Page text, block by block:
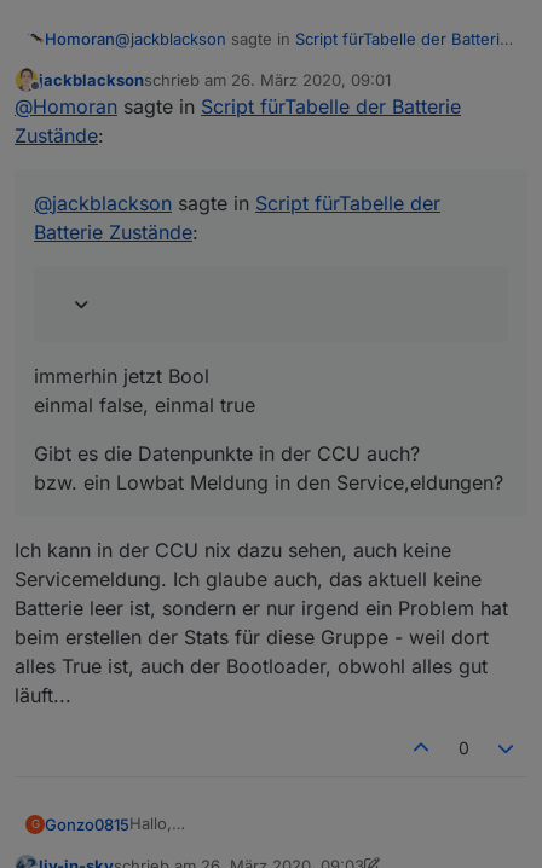
Homoran@jackblackson sagte in Script fürTabelle der Batterie
bei mir sieht es momentan so aus:
Gibt es die Datenpunkte in der CCU auch?
bzw. ein Lowbat Meldung in den Service,eldungen?
Offline
jackblacksonschrieb am 26. März 2020, 09:01
zuletzt editiert von
@Homoran sagte in Script fürTabelle der Batterie
Zustände:
@jackblackson sagte in Script fürTabelle der
Batterie Zustände:
immerhin jetzt Bool
einmal false, einmal true
Gibt es die Datenpunkte in der CCU auch?
bzw. ein Lowbat Meldung in den Service,eldungen?
Ich kann in der CCU nix dazu sehen, auch keine
Servicemeldung. Ich glaube auch, das aktuell keine
Batterie leer ist, sondern er nur irgend ein Problem hat
beim erstellen der Stats für diese Gruppe - weil dort
alles True ist, auch der Bootloader, obwohl alles gut
läuft...
0
G Gonzo0815Hallo,